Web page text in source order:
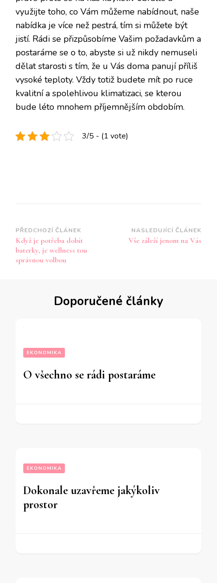
využijte toho, co Vám můžeme nabídnout, naše
nabídka je více než pestrá, tím si můžete být
jistí. Rádi se přizpůsobíme Vašim požadavkům a
postaráme se o to, abyste si už nikdy nemuseli
dělat starosti s tím, že u Vás doma panují příliš
vysoké teploty. Vždy totiž budete mít po ruce
kvalitní a spolehlivou klimatizaci, se kterou
bude léto mnohem příjemnějším obdobím.
3/5 - (1 vote)
Navigace
příspěvku
PŘEDCHOZÍ ČLÁNEK
Když je potřeba dobít
baterky, je wellness tou
správnou volbou
NASLEDUJÍCÍ ČLÁNEK
Vše záleží jenom na Vás
Doporučené články
EKONOMIKA
O všechno se rádi postaráme
EKONOMIKA
Dokonale uzavřeme jakýkoliv
prostor